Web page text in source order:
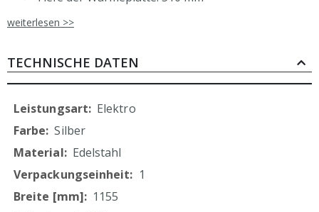
+85°C
aus eigener, ressourcenschonender Produktion
weiterlesen >>
TECHNISCHE DATEN
Mehr
Informationen
Elektro
Silber
Edelstahl
1
1155